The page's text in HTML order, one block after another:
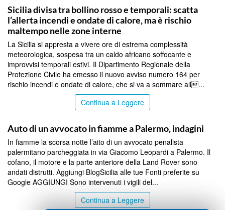
Sicilia divisa tra bollino rosso e temporali: scatta
l’allerta incendi e ondate di calore, ma è rischio
maltempo nelle zone interne
La Sicilia si appresta a vivere ore di estrema complessità
meteorologica, sospesa tra un caldo africano soffocante e
improvvisi temporali estivi. Il Dipartimento Regionale della
Protezione Civile ha emesso il nuovo avviso numero 164 per
rischio incendi e ondate di calore, che si va a sommare all...
Continua a Leggere
Auto di un avvocato in fiamme a Palermo, indagini
In fiamme la scorsa notte l’aito di un avvocato penalista
palermitano parcheggiata in via Giacomo Leopardi a Palermo. Il
cofano, il motore e la parte anteriore della Land Rover sono
andati distrutti. Aggiungi BlogSicilia alle tue Fonti preferite su
Google AGGIUNGI Sono intervenuti i vigili del...
Continua a Leggere